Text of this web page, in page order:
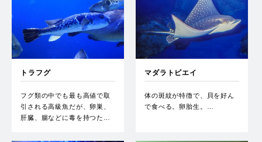
トラフグ
フグ類の中でも最も高値で取
引される高級魚だが、卵巣、
肝臓、腸などに毒を持つた…
マダラトビエイ
体の斑紋が特徴で、貝を好ん
で食べる。卵胎生。…